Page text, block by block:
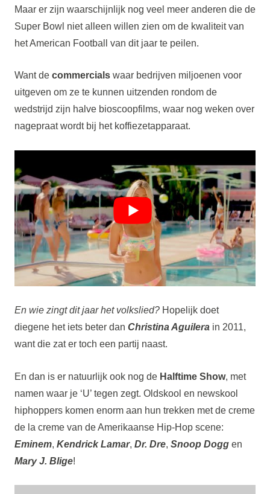
Maar er zijn waarschijnlijk nog veel meer anderen die de
Super Bowl niet alleen willen zien om de kwaliteit van
het American Football van dit jaar te peilen.
Want de commercialswaar bedrijven miljoenen voor
uitgeven om ze te kunnen uitzenden rondom de
wedstrijd zijn halve bioscoopfilms, waar nog weken over
nagepraat wordt bij het koffiezetapparaat.
En wie zingt dit jaar het volkslied?Hopelijk doet
diegene het iets beter dan Christina Aguilerain 2011,
want die zat er toch een partij naast.
En dan is er natuurlijk ook nog de Halftime Show, met
namen waar je ‘U’ tegen zegt. Oldskool en newskool
hiphoppers komen enorm aan hun trekken met de creme
de la creme van de Amerikaanse Hip-Hop scene:
Eminem, Kendrick Lamar, Dr. Dre, Snoop Dogg en
Mary J. Blige!